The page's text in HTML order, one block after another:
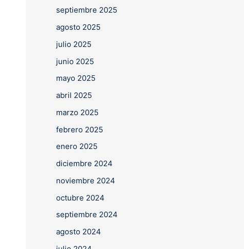
septiembre 2025
agosto 2025
julio 2025
junio 2025
mayo 2025
abril 2025
marzo 2025
febrero 2025
enero 2025
diciembre 2024
noviembre 2024
octubre 2024
septiembre 2024
agosto 2024